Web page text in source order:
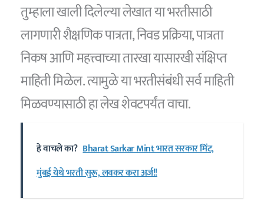
तुम्हाला खाली दिलेल्या लेखात या भरतीसाठी
लागणारी शैक्षणिक पात्रता, निवड प्रक्रिया, पात्रता
निकष आणि महत्त्वाच्या तारखा यासारखी संक्षिप्त
माहिती मिळेल. त्यामुळे या भरतीसंबंधी सर्व माहिती
मिळवण्यासाठी हा लेख शेवटपर्यंत वाचा.
हे वाचले का? Bharat Sarkar Mint भारत सरकार मिंट,
मुंबई येथे भरती सुरू, लवकर करा अर्ज!!